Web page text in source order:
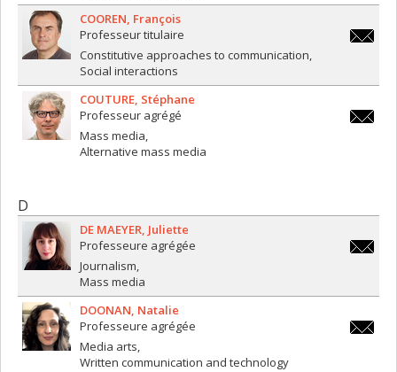
COOREN François
Professeur titulaire
Constitutive approaches to communication
Social interactions
COUTURE Stéphane
Professeur agrégé
Mass media
Alternative mass media
D
DE MAEYER Juliette
Professeure agrégée
Journalism
Mass media
DOONAN Natalie
Professeure agrégée
Media arts
Written communication and technology